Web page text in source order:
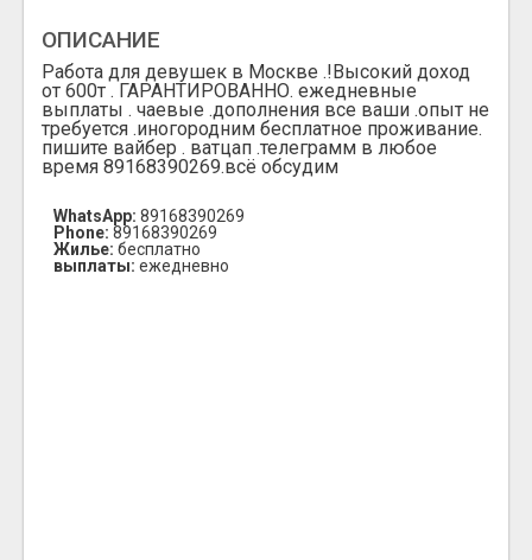
ОПИСАНИЕ
Работа для девушек в Москве .!Высокий доход
от 600т . ГАРАНТИРОВАННО. ежедневные
выплаты . чаевые .дополнения все ваши .опыт не
требуется .иногородним бесплатное проживание.
пишите вайбер . ватцап .телеграмм в любое
время 89168390269.всё обсудим
WhatsApp: 89168390269
Phone: 89168390269
Жилье: бесплатно
выплаты: ежедневно